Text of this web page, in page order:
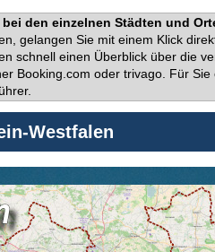
den einzelnen Städten und
gelangen Sie mit einem Klick
schnell einen Überblick über die
Booking.com oder trivago. Für
Westfalen